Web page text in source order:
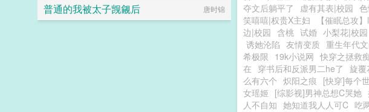
夺文后躺平了
虚有其表|校园
笑嘻嘻|权贵X主妇
【催眠总攻
边|校园 含桃 试婚 小梨花|校园
诱她沦陷 友情变质 重生年代
希极限
19k小说网 快穿之拯救
在 穿书后和反派男二he了 旋覆
么有六个 炽阳之痕 [快穿]每个
女瑶姬 [综影视]男神总想C哭她
人不自知 她知道我人人可C 吃
普通的我被太子觊觎后 唐时锦